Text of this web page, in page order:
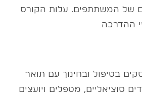
של המשתתפים. עלות הקורס
ההדרכה
בטיפול ובחינוך עם תואר
סוציאליים, מטפלים ויועצים